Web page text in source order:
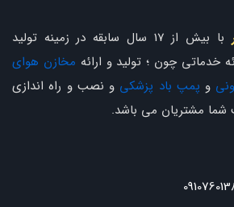
با بیش از 17 سال سابقه در زمینه تولید
خدماتی چون ؛ تولید و ارائه مخازن هوای
و پمپ باد پزشکی و نصب و راه اندازی
شما مشتریان می باشد.